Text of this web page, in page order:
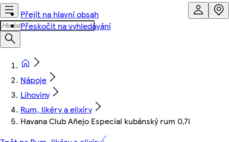
Přejít na hlavní obsah
Přeskočit na vyhledávání
Nápoje
Lihoviny
Rum, likéry a elixíry
Havana Club Añejo Especial kubánský rum 0,7l